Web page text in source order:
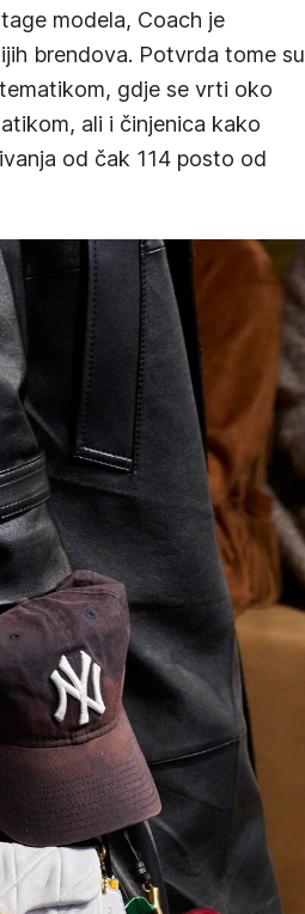
modela, Coach je
brendova. Potvrda tome su
gdje se vrti oko
ali i činjenica kako
od čak 114 posto od